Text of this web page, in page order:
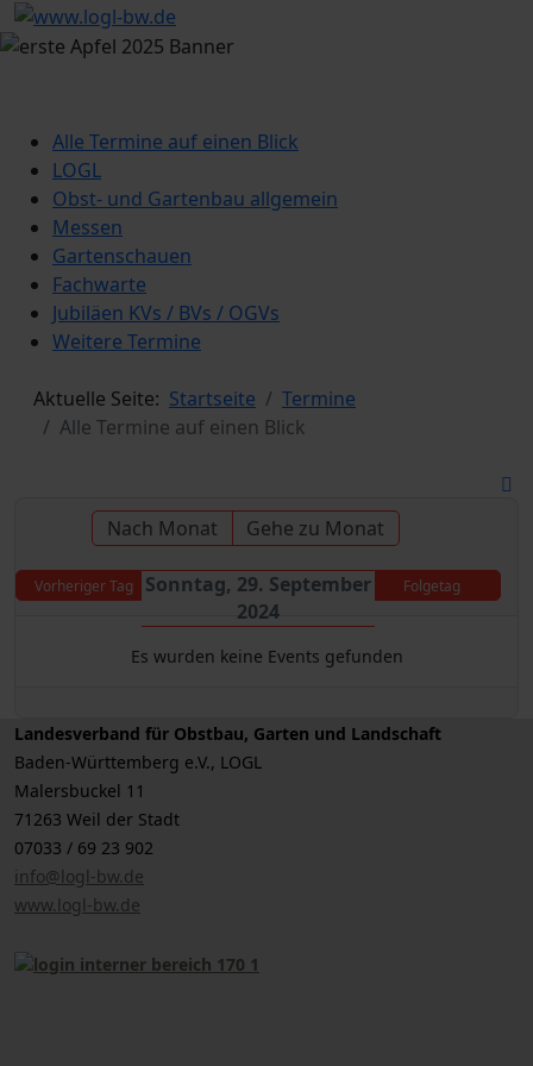
Alle Termine auf einen Blick
LOGL
Obst- und Gartenbau allgemein
Messen
Gartenschauen
Fachwarte
Jubiläen KVs / BVs / OGVs
Weitere Termine
Aktuelle Seite: Startseite
Termine
Alle Termine auf einen Blick
Nach Monat Gehe zu Monat
Vorheriger Tag
Sonntag, 29. September
2024
Folgetag
Es wurden keine Events gefunden
Landesverband für Obstbau, Garten und Landschaft
Baden-Württemberg e.V., LOGL
Malersbuckel 11
71263 Weil der Stadt
07033 / 69 23 902
info@logl-bw.de
www.logl-bw.de